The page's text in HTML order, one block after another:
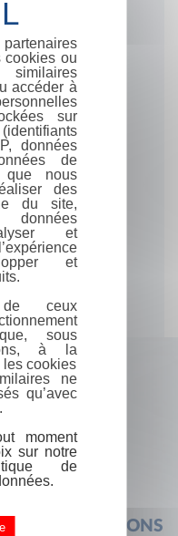
AUX QUESTIONS
cookies ou
similaires
accéder à
sur
données
de
que nous
des
du site,
et
et
ceux
sous
à la
les cookies
ne
qu’avec
moment
sur notre
de